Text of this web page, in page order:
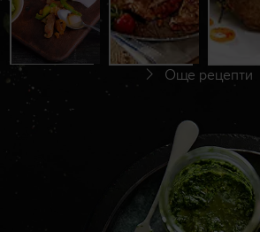
Начинаещи
С видео
Начинаещи
С видео
Още рецепти